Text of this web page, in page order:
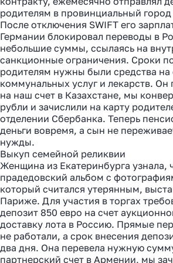
родителям в провинциальный
После отключения SWIFT его
Германии блокировал переводы в
небольшие суммы, ссылаясь на
санкционные ограничения. Сроки
родителям нужны были средства на
коммунальных услуг и лекарств. Он
на наш счет в Казахстане, мы
рубли и зачислили на карту
отделении Сбербанка. Теперь
деньги вовремя, а сын не
нужды.
Выкуп семейной реликвии
Женщина из Екатеринбурга узнала,
прадедовский альбом с
который считался утерянным,
Париже. Для участия в торгах
депозит 850 евро на счет
доставку лота в Россию. Прямые
не работали, а срок внесения
два дня. Она перевела нужную
партнерский счет в Армении, мы
Как перевести
за 2 часа вместо
Рассказали, почему банки
уступили место